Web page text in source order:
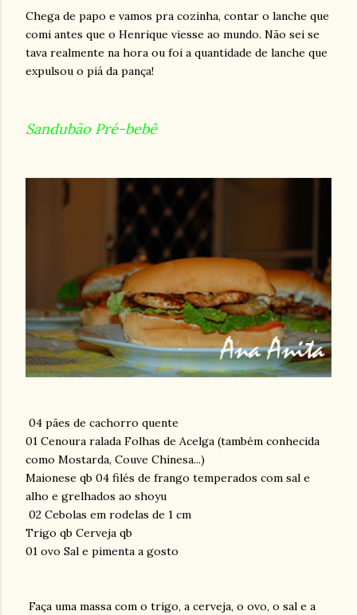
Chega de papo e vamos pra cozinha, contar o lanche que
comi antes que o Henrique viesse ao mundo. Não sei se
tava realmente na hora ou foi a quantidade de lanche que
expulsou o piá da pança!
Sandubão Pré-bebê
04 pães de cachorro quente
01 Cenoura ralada Folhas de Acelga (também conhecida
como Mostarda, Couve Chinesa...)
Maionese qb 04 filés de frango temperados com sal e
alho e grelhados ao shoyu
02 Cebolas em rodelas de 1 cm
Trigo qb Cerveja qb
01 ovo Sal e pimenta a gosto
Faça uma massa com o trigo, a cerveja, o ovo, o sal e a